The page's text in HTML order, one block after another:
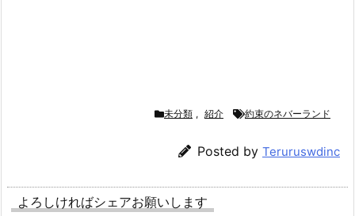
未分類 , 紹介 約束のネバーランド
Posted by Teruruswdinc
よろしければシェアお願いします